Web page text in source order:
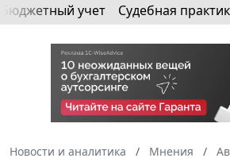
Бюджетный учет Судебная
Новости и аналитика Мнения